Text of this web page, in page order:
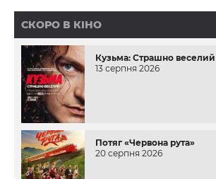
СКОРО В КІНО
Кузьма: Страшно веселий
13 серпня 2026
Потяг «Червона рута»
20 серпня 2026